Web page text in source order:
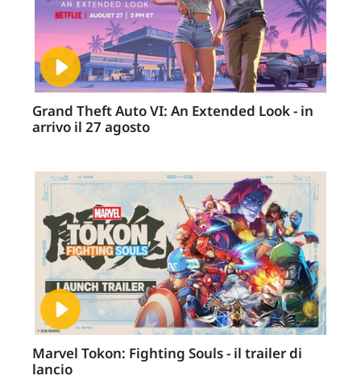
Grand Theft Auto VI: An Extended Look - in
arrivo il 27 agosto
Marvel Tokon: Fighting Souls - il trailer di
lancio